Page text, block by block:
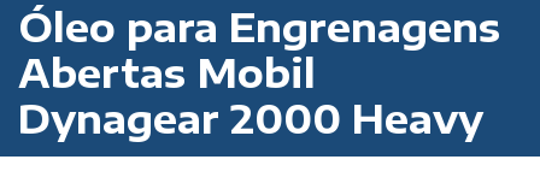
Óleo para Engrenagens
Abertas Mobil
Dynagear 2000 Heavy